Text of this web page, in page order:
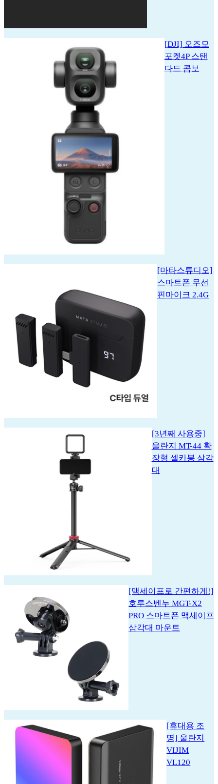
[DJI] 오즈모
포켓4P 스탠
다드 콤보
[마타스튜디오]
스마트폰 무선
핀마이크 2.4G
[3년째 사용중]
울란지 MT-44 확
장형 셀카봉 삼각
대
[맥세이프로 간편하게!]
호루스벤누 MGT-X2
PRO 스마트폰 맥세이프
삼각대 마운트
[휴대용 조
명] 울란지
VIJIM
VL120